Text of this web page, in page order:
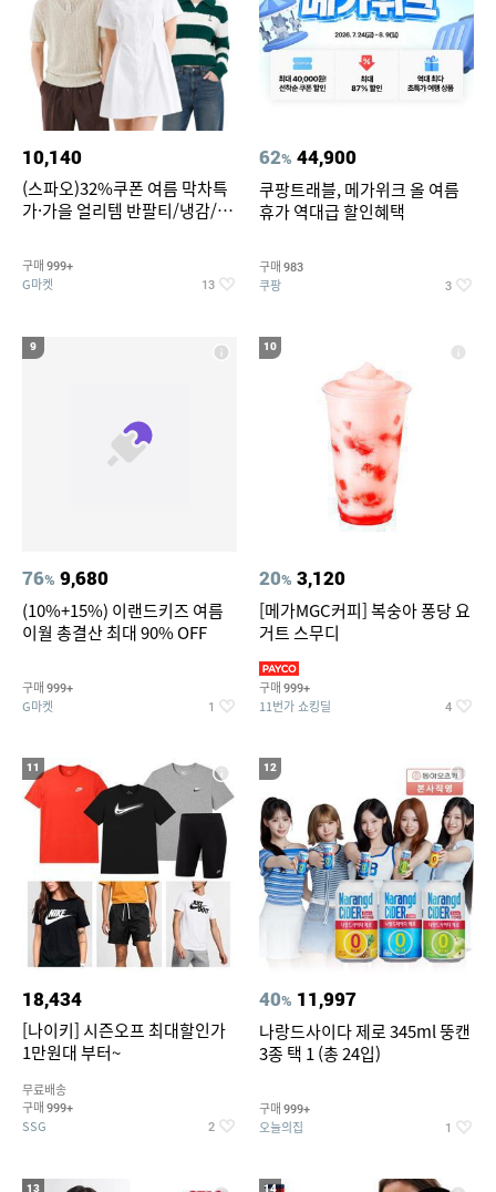
10,140
(스파오)32%쿠폰 여름 막차특
가·가을 얼리템 반팔티/냉감/반
건 외 ~74%OFF
구매 999+
G마켓 13
62% 44,900
쿠팡트래블, 메가위크 올 여름
휴가 역대급 할인혜택
구매 983
쿠팡 3
9
76% 9,680
(10%+15%) 이랜드키즈 여름
이월 총결산 최대 90% OFF
구매 999+
G마켓 1
10
20% 3,120
[메가MGC커피] 복숭아 퐁당 요
거트 스무디
구매 999+
11번가 쇼킹딜 4
11
18,434
[나이키] 시즌오프 최대할인가
1만원대 부터~
무료배송
구매 999+
SSG 2
12
40% 11,997
나랑드사이다 제로 345ml 뚱캔
3종 택 1 (총 24입)
구매 999+
오늘의집 1
13 14